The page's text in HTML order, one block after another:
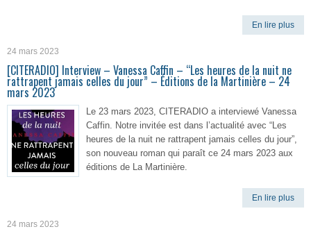
En lire plus
24 mars 2023
[CITERADIO] Interview – Vanessa Caffin – “Les heures de la nuit ne
rattrapent jamais celles du jour” – Éditions de la Martinière – 24
mars 2023
Le 23 mars 2023, CITERADIO a interviewé Vanessa
Caffin. Notre invitée est dans l’actualité avec “Les
heures de la nuit ne rattrapent jamais celles du jour”,
son nouveau roman qui paraît ce 24 mars 2023 aux
éditions de La Martinière.
En lire plus
24 mars 2023